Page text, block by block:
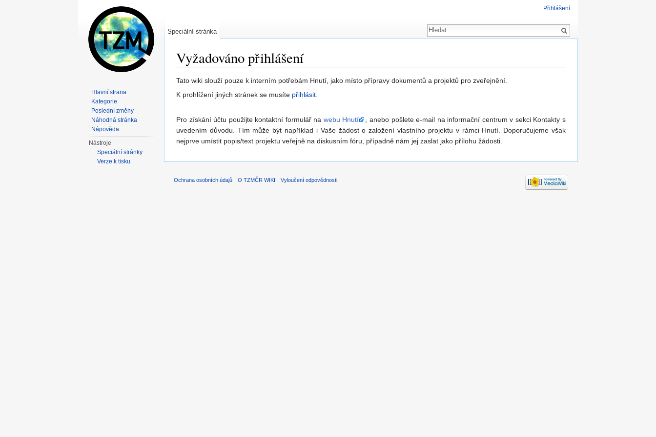
Vyžadováno přihlášení
Tato wiki slouží pouze k interním potřebám Hnutí, jako místo přípravy dokumentů a projektů pro zveřejnění.
K prohlížení jiných stránek se musíte přihlásit.
Pro získání účtu použijte kontaktní formulář na webu Hnutí
, anebo pošlete e-mail na informační centrum v sekci Kontakty s
uvedením důvodu. Tím může být například i Vaše žádost o založení vlastního projektu v rámci Hnutí. Doporučujeme však
nejprve umístit popis/text projektu veřejně na diskusním fóru, případně nám jej zaslat jako přílohu žádosti.
Přihlášení
Speciální stránka
Hlavní strana
Kategorie
Poslední změny
Náhodná stránka
Nápověda
Nástroje
Speciální stránky
Verze k tisku
Ochrana osobních údajů O TZMČR WIKI Vyloučení odpovědnosti